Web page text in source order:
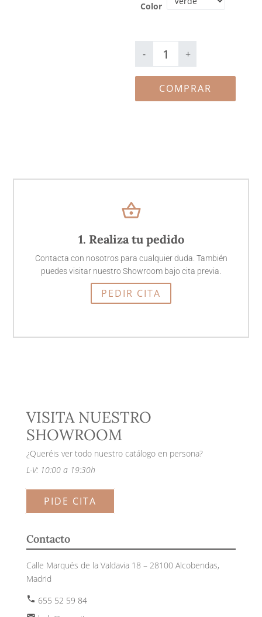
Color
-
Save
the
date
digital
Edinburgh
cantidad
+
COMPRAR
shopping_basket
1. Realiza tu pedido
Contacta con nosotros para cualquier duda. También
puedes visitar nuestro Showroom bajo cita previa.
PEDIR CITA
VISITA NUESTRO
SHOWROOM
¿Queréis ver todo nuestro catálogo en persona?
L-V: 10:00 a 19:30h
PIDE CITA
Contacto
Calle Marqués de la Valdavia 18 – 28100 Alcobendas,
Madrid
phone 655 52 59 84